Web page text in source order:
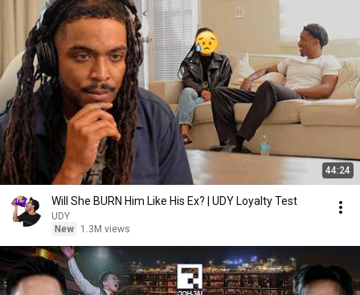
44:24
Will She BURN Him Like His Ex? | UDY Loyalty Test
UDY
New
1.3M views